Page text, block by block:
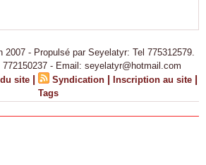
2007 - Propulsé par Seyelatyr: Tel 775312579.
- Email: seyelatyr@hotmail.com
site | Syndication | Inscription au site |
Tags